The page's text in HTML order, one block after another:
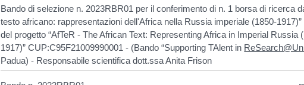
Bando di selezione n. 2023RBR01 per il conferimento di n. 1 borsa di ricerca
testo africano: rappresentazioni dell'Africa nella Russia imperiale (1850-
del progetto “AfTeR - The African Text: Representing Africa in Imperial Russia
1917)” CUP:C95F21009990001 - (Bando “Supporting TAlent in
Padua) - Responsabile scientifica dott.ssa Anita Frison